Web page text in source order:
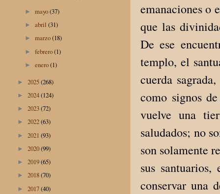
emanaciones o
que las
De ese
templo, el
cuerda
como signos
vuelve una
saludados; no
son solamente
sus
conservar una
►mayo(37)
►abril(31)
►marzo(18)
►febrero(1)
►enero(1)
► 2025(268)
► 2024(124)
► 2023(72)
► 2022(63)
► 2021 (93)
► 2020(99)
► 2019(65)
► 2018(70)
► 2017(40)